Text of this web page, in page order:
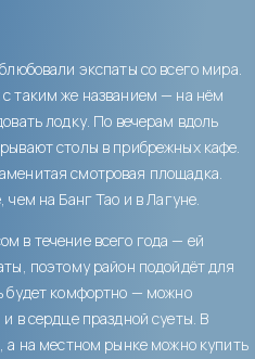
экспаты со всего мира.
таким же названием — на нём
лодку. По вечерам вдоль
столы в прибрежных кафе.
смотровая площадка.
на Банг Тао и в Лагуне.
в течение всего года — ей
поэтому район подойдёт для
будет комфортно — можно
в сердце праздной суеты. В
а на местном рынке можно купить